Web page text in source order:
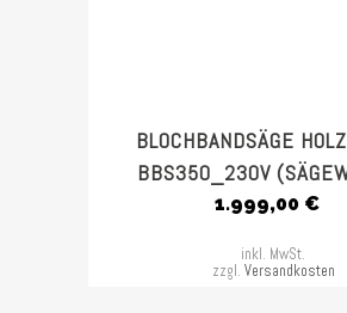
BLOCHBANDSÄGE
BBS350_230V
1.999,00 €
inkl. MwSt.
zzgl. Versandkosten